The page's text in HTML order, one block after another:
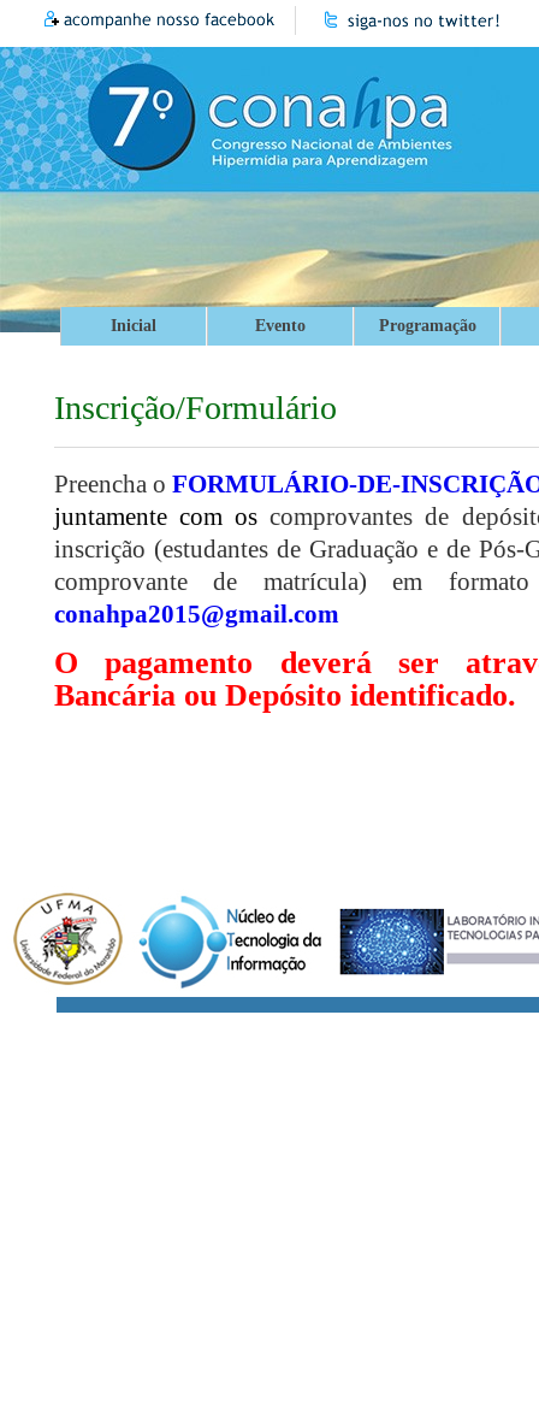
Inicial Evento Programação
Inscrição/Formulário
Preencha oFORMULÁRIO-DE-
juntamente com os comprovantes de
inscrição (estudantes de Graduação e de Pós-
comprovante de matrícula) em
conahpa2015@gmail.com
O pagamento deverá ser
Bancária ou Depósito identificado.